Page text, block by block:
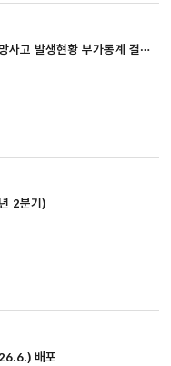
사고 발생현황 부가통계 결과
2분기)
배포